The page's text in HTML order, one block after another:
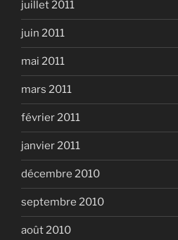
juillet 2011
juin 2011
mai 2011
mars 2011
février 2011
janvier 2011
décembre 2010
septembre 2010
août 2010